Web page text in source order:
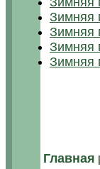
Зимняя
Зимняя
Зимняя
Зимняя
Главная